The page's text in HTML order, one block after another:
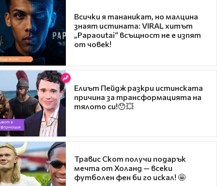
Всички я тананикат, но малцина
знаят истината: VIRAL хитът
„Papaoutai“ всъщност не е изпят
от човек!
Елиът Пейдж разкри истинската
причина за трансформацията на
тялото си!😯💥
Травис Скот получи подарък
мечта от Холанд — всеки
футболен фен би го искал! 🤩